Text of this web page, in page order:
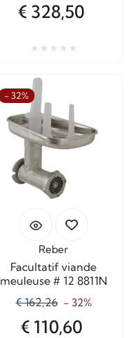
€ 328,50
- 32%
Reber
Facultatif viande
meuleuse # 12 8811N
€ 162,26 - 32%
€ 110,60